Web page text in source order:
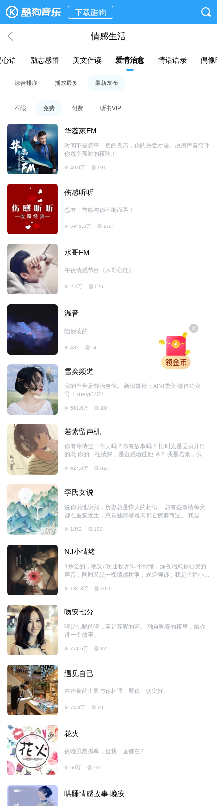
下载酷狗
情感生活
心语 励志感悟 美文伴读 爱情治愈 情话语录 偶像
综合排序 播放最多 最新发布
不限 免费 付费 听书VIP
华蕊家FM
时间不是抚平一切的良药，你的热爱才是。愿用声音陪伴
你每个孤独的夜晚！
49.8万 191
伤感听听
总有一首歌与你不期而遇！
5971.6万 1907
水哥FM
午夜情感节目《水哥心惟》
2.3万 126
温音
随便读的
432 24
雪奕频道
我的声音足够治愈你。 新浪微博：AINI雪奕 微信公众
号：xueyi0222
561.6万 284
若素留声机
你有等待过一个人吗？你有故事吗？ 旧时光是固执开出
的花 你的一往情深，是否感动过他TA？ 我是若素，我想
里等你！
627.8万 823
李氏女说
说你说他说我，历史总是惊人的相似。 总有些事情每天
都在重复发生，总有些情感每天都在擦肩而过。 我是木
1852 100
NJ小情绪
#亲爱的，晚安#欢迎收听NJ小情绪，深夜治愈你心灵的
声音，同时又是一棵情感树洞，欢迎倾诉，我是主播小情
与你不见不散。
139.3万 1020
吻安七分
晓是拂晓的晓，苏是苏醒的苏。 独自晚安的夜里，给你
讲一个故事。
774.6万 879
遇见自己
在声音的世界与你相遇，愿你一切安好。
74.8万 79
花火
夜晚虽然孤单，但我一直都在！
60万 735
哄睡情感故事-晚安